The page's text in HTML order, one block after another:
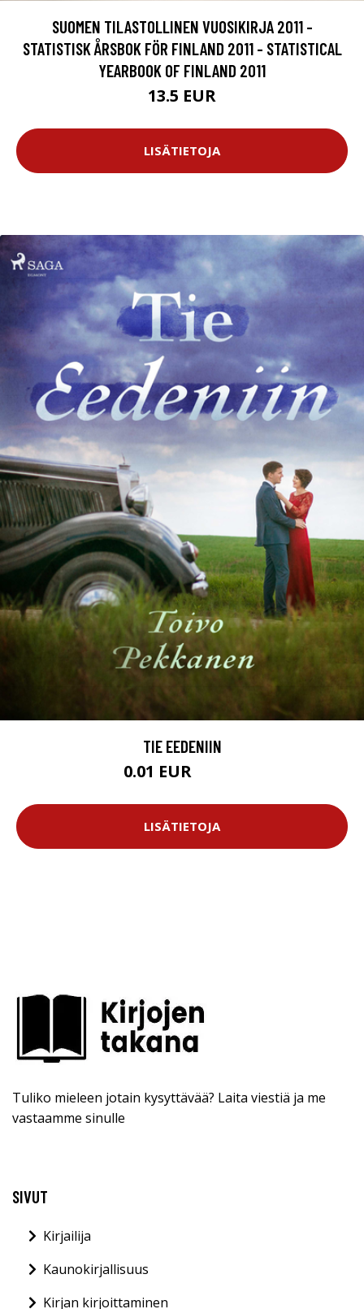
SUOMEN TILASTOLLINEN VUOSIKIRJA 2011 -
STATISTISK ÅRSBOK FÖR FINLAND 2011 - STATISTICAL
YEARBOOK OF FINLAND 2011
13.5 EUR
LISÄTIETOJA
TIE EEDENIIN
0.01 EUR
LISÄTIETOJA
Tuliko mieleen jotain kysyttävää? Laita viestiä ja me
vastaamme sinulle
SIVUT
Kirjailija
Kaunokirjallisuus
Kirjan kirjoittaminen